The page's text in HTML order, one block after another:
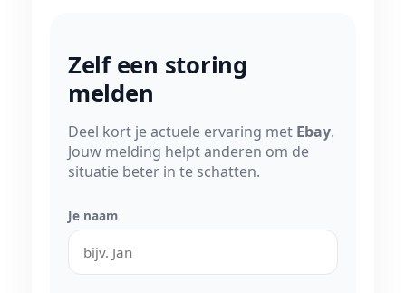
Zelf een storing
melden
Deel kort je actuele ervaring met Ebay.
Jouw melding helpt anderen om de
situatie beter in te schatten.
Je naam